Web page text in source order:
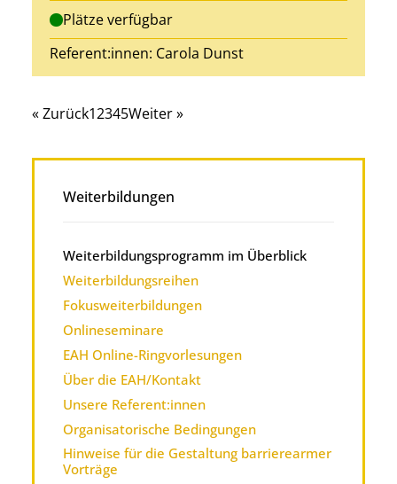
Plätze verfügbar
Referent:innen: Carola Dunst
« Zurück12345Weiter »
Weiterbildungen
Weiterbildungsprogramm im Überblick
Weiterbildungsreihen
Fokusweiterbildungen
Onlineseminare
EAH Online-Ringvorlesungen
Über die EAH/Kontakt
Unsere Referent:innen
Organisatorische Bedingungen
Hinweise für die Gestaltung barrierearmer
Vorträge